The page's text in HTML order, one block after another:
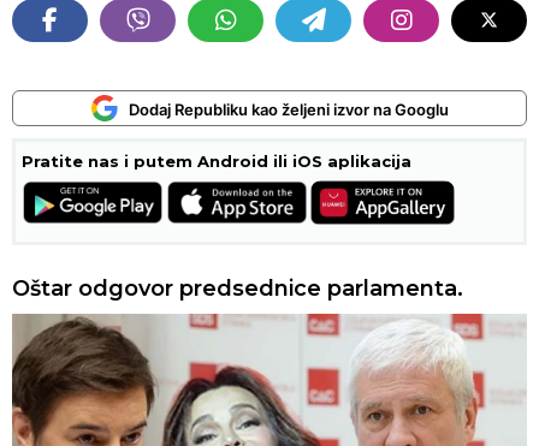
Dodaj Republiku kao željeni izvor na Googlu
Pratite nas i putem Android ili iOS aplikacija
Oštar odgovor predsednice parlamenta.